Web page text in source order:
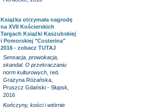
Książka otrzymała nagrodę
na XVII Kościerskich
Targach Książki Kaszubskiej
i Pomorskiej "Costerina"
2016 - zobacz TUTAJ
Sensacja, prowokacja,
skandal. O przekraczaniu
norm kulturowych, red.
Grażyna Różańska,
Pruszcz Gdański - Słupsk,
2016
Kończyny, kości i wtórnie